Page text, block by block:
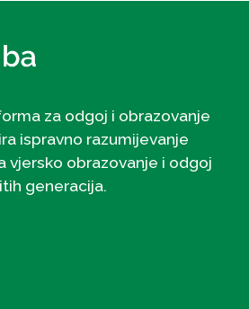
za odgoj i obrazovanje
ispravno razumijevanje
vjersko obrazovanje i odgoj
generacija.